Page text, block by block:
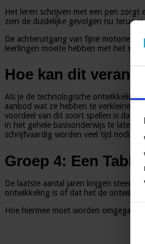
Het leren schrijven met een pen
zien de duidelijke gevolgen nu terug
De achteruitgang van fijne motoriek
leerlingen moeite hebben met het
Hoe kan dit
Als je de technologische
aanbod wat ze hebben te verkleinen?
voordeel van dit soort spellen is dat
in het gehele basisonderwijs te laten
schrijfvaardig worden veel tijd nodig
Groep 4: Een
De laatste aantal jaren krijgen steeds
ontwikkeling is of dat het de
Hoe hiermee moet worden omgegaan